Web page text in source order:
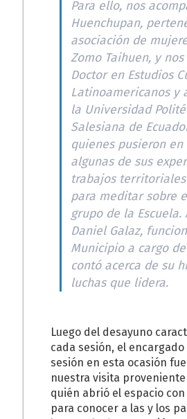
Para ello, nos
Huenchupan,
asociación de
Zomo Taihuen, y
Doctor en Estudios
Latinoamericanos y
la Universidad
Salesiana de
quienes pusieron en
algunas de sus
trabajos
para meditar sobre
grupo de la Escuela.
Daniel Galaz,
Municipio a cargo
contó acerca de su
luchas que lidera.
Luego del desayuno
cada sesión, el
sesión en esta ocasión
nuestra visita proveniente
quién abrió el espacio
para conocer a las y los